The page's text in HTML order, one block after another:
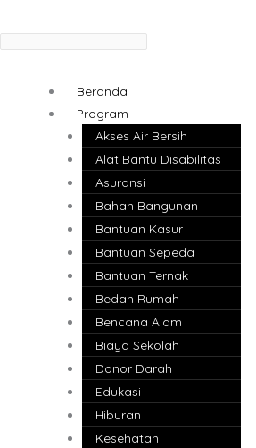
Beranda
Program
Akses Air Bersih
Alat Bantu Disabilitas
Asuransi
Bahan Bangunan
Bantuan Kasur
Bantuan Sepeda
Bantuan Ternak
Bedah Rumah
Bencana Alam
Biaya Sekolah
Donor Darah
Edukasi
Hiburan
Kesehatan